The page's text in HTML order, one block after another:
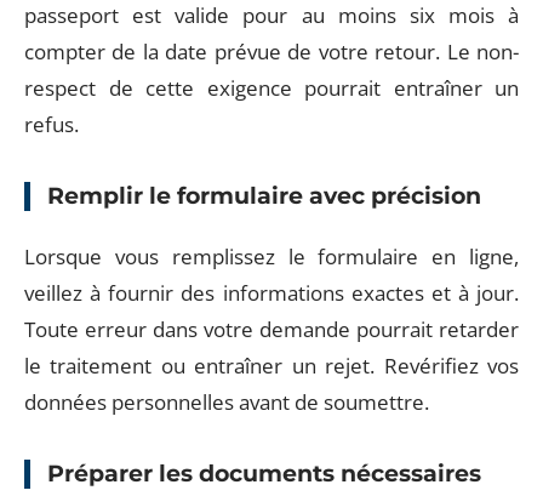
passeport est valide pour au moins six mois à
compter de la date prévue de votre retour. Le non-
respect de cette exigence pourrait entraîner un
refus.
Remplir le formulaire avec précision
Lorsque vous remplissez le formulaire en ligne,
veillez à fournir des informations exactes et à jour.
Toute erreur dans votre demande pourrait retarder
le traitement ou entraîner un rejet. Revérifiez vos
données personnelles avant de soumettre.
Préparer les documents nécessaires